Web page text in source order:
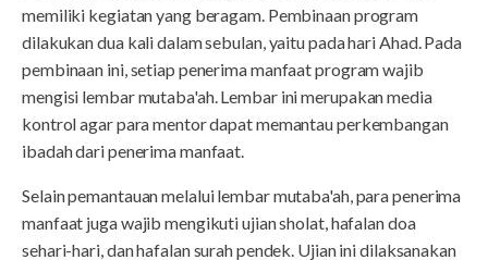
memiliki kegiatan yang beragam. Pembinaan program
dilakukan dua kali dalam sebulan, yaitu pada hari Ahad. Pada
pembinaan ini, setiap penerima manfaat program wajib
mengisi lembar mutaba'ah. Lembar ini merupakan media
kontrol agar para mentor dapat memantau perkembangan
ibadah dari penerima manfaat.
Selain pemantauan melalui lembar mutaba'ah, para penerima
manfaat juga wajib mengikuti ujian sholat, hafalan doa
sehari-hari, dan hafalan surah pendek. Ujian ini dilaksanakan